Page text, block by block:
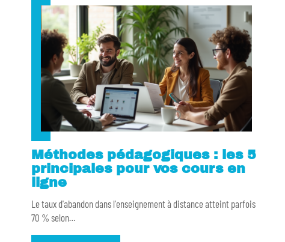
Méthodes pédagogiques : les 5
principales pour vos cours en
ligne
Le taux d'abandon dans l'enseignement à distance atteint parfois
70 % selon…